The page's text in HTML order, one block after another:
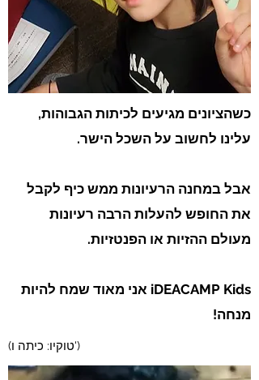
כשהציונים מגיעים לכיתות הגבוהות,
עלינו לחשוב על השכל הישר.
אבל במחנה הרעיונות ממש כיף לקבל
את החופש להעלות הרבה רעיונות
מעולם ההזיות או הפנטזיות.
iDEACAMP Kids אני מאוד שמח להיות
מנחה!
(טוקיו: כיתה ו')